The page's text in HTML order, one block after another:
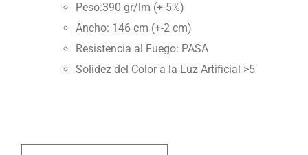
Peso:390 gr/lm (+-5%)
Ancho: 146 cm (+-2 cm)
Resistencia al Fuego: PASA
Solidez del Color a la Luz Artificial >5